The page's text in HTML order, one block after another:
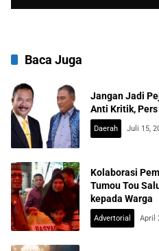
Baca Juga
Jangan Jadi
Anti Kritik, Pers
Daerah Juli 15,
Kolaborasi
Tumou Tou
kepada Warga
Advertorial April